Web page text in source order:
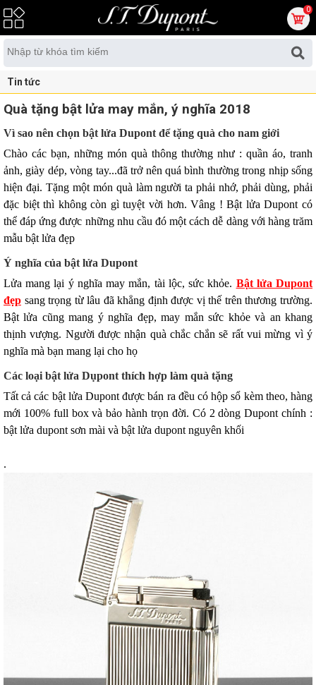
0
Tin tức
Quà tặng bật lửa may mắn, ý nghĩa 2018
Vì sao nên chọn bật lửa Dupont để tặng quà cho nam giới
Chào các bạn, những món quà thông thường như : quần áo, tranh
ảnh, giày dép, vòng tay...đã trở nên quá bình thường trong nhịp sống
hiện đại. Tặng một món quà làm người ta phải nhớ, phải dùng, phải
đặc biệt thì không còn gì tuyệt vời hơn. Vâng ! Bật lửa Dupont có
thể đáp ứng được những nhu cầu đó một cách dễ dàng với hàng trăm
mẫu bật lửa đẹp
Ý nghĩa của bật lửa Dupont
Lửa mang lại ý nghĩa may mắn, tài lộc, sức khỏe. Bật lửa Dupont
đẹp sang trọng từ lâu đã khẳng định được vị thế trên thương trường.
Bật lửa cũng mang ý nghĩa đẹp, may mắn sức khỏe và an khang
thịnh vượng. Người được nhận quà chắc chắn sẽ rất vui mừng vì ý
nghĩa mà bạn mang lại cho họ
Các loại bật lửa Dụpont thích hợp làm quà tặng
Tất cả các bật lửa Dupont được bán ra đều có hộp sổ kèm theo, hàng
mới 100% full box và bảo hành trọn đời. Có 2 dòng Dupont chính :
bật lửa dupont sơn mài và bật lửa dupont nguyên khối
.